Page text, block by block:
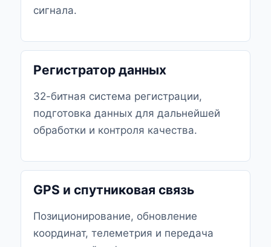
сигнала.
Регистратор данных
32-битная система регистрации,
подготовка данных для дальнейшей
обработки и контроля качества.
GPS и спутниковая связь
Позиционирование, обновление
координат, телеметрия и передача